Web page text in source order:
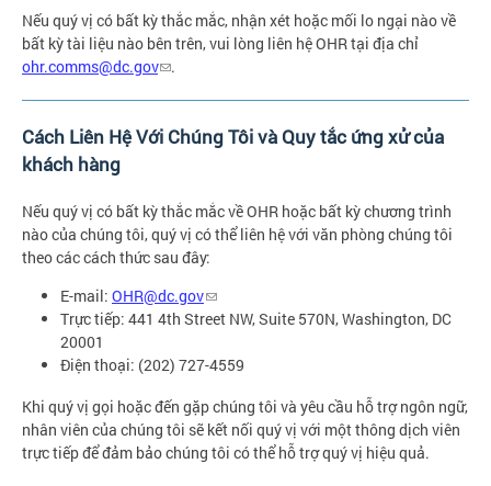
Nếu quý vị có bất kỳ thắc mắc, nhận xét hoặc mối lo ngại nào về
bất kỳ tài liệu nào bên trên, vui lòng liên hệ OHR tại địa chỉ
ohr.comms@dc.gov
.
Cách Liên Hệ Với Chúng Tôi và Quy tắc ứng xử của
khách hàng
Nếu quý vị có bất kỳ thắc mắc về OHR hoặc bất kỳ chương trình
nào của chúng tôi, quý vị có thể liên hệ với văn phòng chúng tôi
theo các cách thức sau đây:
E-mail: OHR@dc.gov
Trực tiếp: 441 4th Street NW, Suite 570N, Washington, DC
20001
Điện thoại: (202) 727-4559
Khi quý vị gọi hoặc đến gặp chúng tôi và yêu cầu hỗ trợ ngôn ngữ,
nhân viên của chúng tôi sẽ kết nối quý vị với một thông dịch viên
trực tiếp để đảm bảo chúng tôi có thể hỗ trợ quý vị hiệu quả.